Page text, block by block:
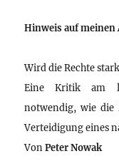
Hinweis auf meinen
Wird die Rechte
Eine Kritik am
notwendig, wie die
Verteidigung eines
VonPeter Nowak